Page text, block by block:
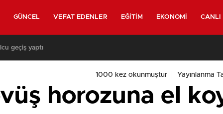
GÜNCEL VEFAT EDENLER EĞITIM EKONOMI CANLI
geçiş yaptı
1000 kez okunmuştur Yayınlanma
horozuna el